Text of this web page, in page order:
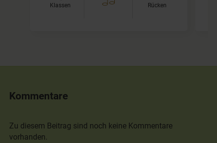
Klassen
Rücken
Kommentare
Zu diesem Beitrag sind noch keine Kommentare
vorhanden.